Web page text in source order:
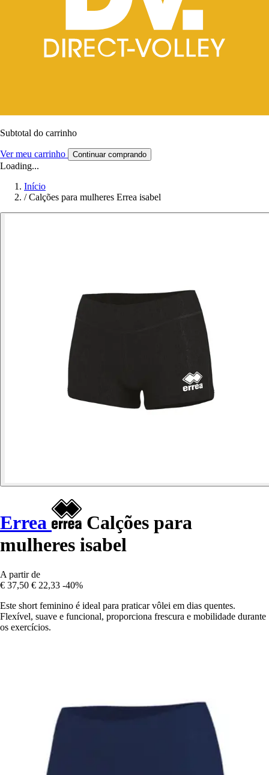
Subtotal do carrinho
Ver meu carrinho Continuar comprando
Loading...
Início
/ Calções para mulheres Errea isabel
Errea
Calções para
mulheres isabel
A partir de
€ 37,50 € 22,33 -40%
Este short feminino é ideal para praticar vôlei em dias quentes.
Flexível, suave e funcional, proporciona frescura e mobilidade durante
os exercícios.